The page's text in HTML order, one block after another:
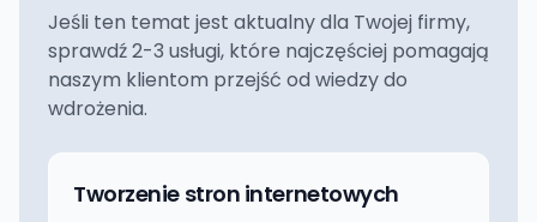
Jeśli ten temat jest aktualny dla Twojej firmy,
sprawdź 2-3 usługi, które najczęściej pomagają
naszym klientom przejść od wiedzy do
wdrożenia.
Tworzenie stron internetowych